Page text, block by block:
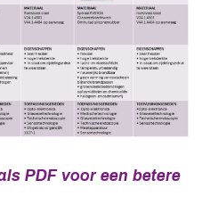
PDF voor een betere